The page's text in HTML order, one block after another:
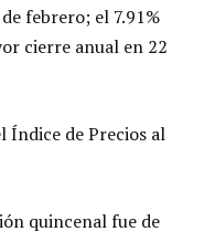
febrero; el 7.91%
cierre anual en 22
Índice de Precios al
quincenal fue de